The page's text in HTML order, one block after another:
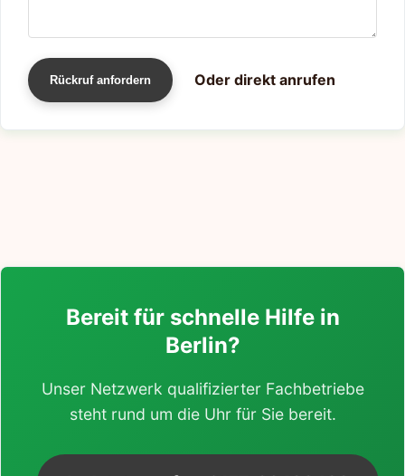
Rückruf anfordern Oder direkt anrufen
Bereit für schnelle Hilfe in
Berlin?
Unser Netzwerk qualifizierter Fachbetriebe
steht rund um die Uhr für Sie bereit.